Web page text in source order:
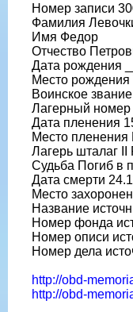
Номер записи
Фамилия
Имя Федор
Отчество
Дата рождения
Место рождения
Воинское
Лагерный номер
Дата пленения
Место пленения
Лагерь шталаг II
Судьба Погиб в
Дата смерти
Место
Название
Номер фонда
Номер описи
Номер дела
http://obd-
http://obd-